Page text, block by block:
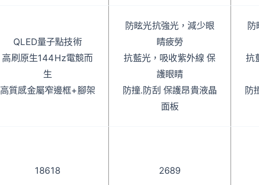
QLED量子點技術
高刷原生144Hz電競而
生
高質感金屬窄邊框+腳架
防眩光抗強光，減少眼
睛疲勞
抗藍光，吸收紫外線 保
護眼睛
防撞.防刮 保護昂貴液晶
面板
防
抗
防
18618 2689